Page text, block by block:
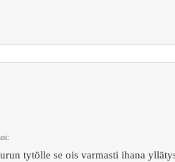
tytölle se ois varmasti ihana